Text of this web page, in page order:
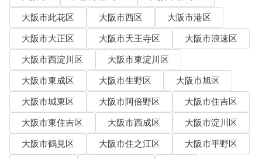
大阪市此花区
大阪市西区
大阪市港区
大阪市大正区
大阪市天王寺区
大阪市浪速区
大阪市西淀川区
大阪市東淀川区
大阪市東成区
大阪市生野区
大阪市旭区
大阪市城東区
大阪市阿倍野区
大阪市住吉区
大阪市東住吉区
大阪市西成区
大阪市淀川区
大阪市鶴見区
大阪市住之江区
大阪市平野区